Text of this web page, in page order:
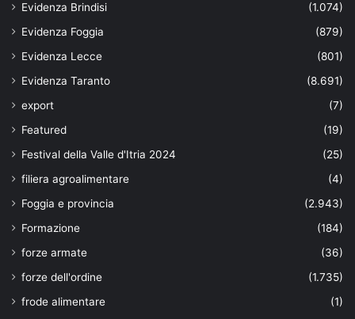
Evidenza Brindisi
(1.074)
Evidenza Foggia
(879)
Evidenza Lecce
(801)
Evidenza Taranto
(8.691)
export
(7)
Featured
(19)
Festival della Valle d'Itria 2024
(25)
filiera agroalimentare
(4)
Foggia e provincia
(2.943)
Formazione
(184)
forze armate
(36)
forze dell'ordine
(1.735)
frode alimentare
(1)